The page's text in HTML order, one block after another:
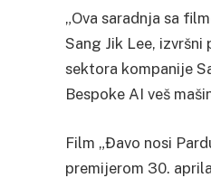
„Ova saradnja sa
Sang Jik Lee,
sektora kompanije
Bespoke AI veš
Film „Đavo nosi
premijerom 30.